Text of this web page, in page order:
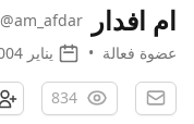
ام افدار
@am_afdar
عضوة فعالة • يناير 2004
834